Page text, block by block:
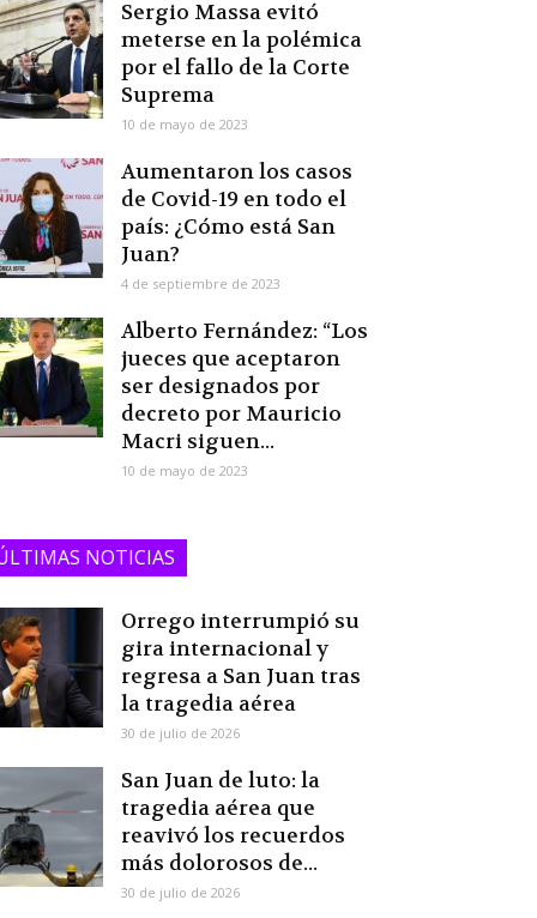
Sergio Massa evitó
meterse en la polémica
por el fallo de la Corte
Suprema
10 de mayo de 2023
Aumentaron los casos
de Covid-19 en todo el
país: ¿Cómo está San
Juan?
4 de septiembre de 2023
Alberto Fernández: “Los
jueces que aceptaron
ser designados por
decreto por Mauricio
Macri siguen...
10 de mayo de 2023
NOTICIAS
Orrego interrumpió su
gira internacional y
regresa a San Juan tras
la tragedia aérea
30 de julio de 2026
San Juan de luto: la
tragedia aérea que
reavivó los recuerdos
más dolorosos de...
30 de julio de 2026